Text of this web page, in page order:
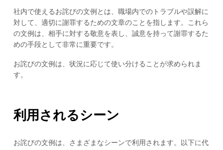
社内で使えるお詫びの文例とは、職場内でのトラブルや誤解に
対して、適切に謝罪するための文章のことを指します。これら
の文例は、相手に対する敬意を表し、誠意を持って謝罪するた
めの手段として非常に重要です。
お詫びの文例は、状況に応じて使い分けることが求められま
す。
利用されるシーン
お詫びの文例は、さまざまなシーンで利用されます。以下に代